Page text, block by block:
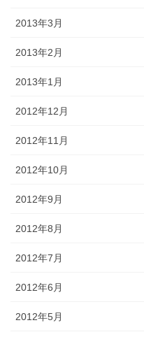
2013年3月
2013年2月
2013年1月
2012年12月
2012年11月
2012年10月
2012年9月
2012年8月
2012年7月
2012年6月
2012年5月